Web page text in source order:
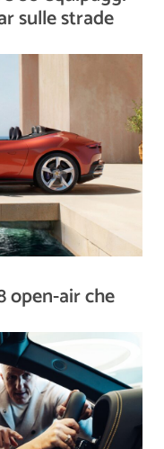
sulle strade
open-air che